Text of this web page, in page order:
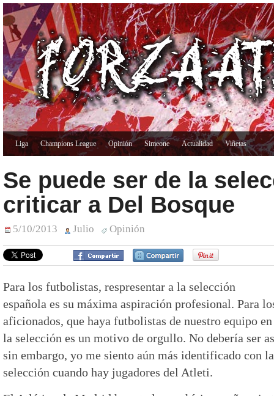
Liga Champions League Opinión Simeone Actualidad Viñetas
Se puede ser de la
criticar a Del Bosque
5/10/2013 Julio Opinión
Para los futbolistas, respresentar a la selección
española es su máxima aspiración profesional. Para
aficionados, que haya futbolistas de nuestro equipo en
la selección es un motivo de orgullo. No debería ser
sin embargo, yo me siento aún más identificado con la
selección cuando hay jugadores del Atleti.